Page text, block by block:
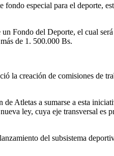
fondo especial para el deporte,
Fondo del Deporte, el cual
de 1. 500.000 Bs.
la creación de comisiones de
Atletas a sumarse a esta
ley, cuya eje transversal es
del subsistema